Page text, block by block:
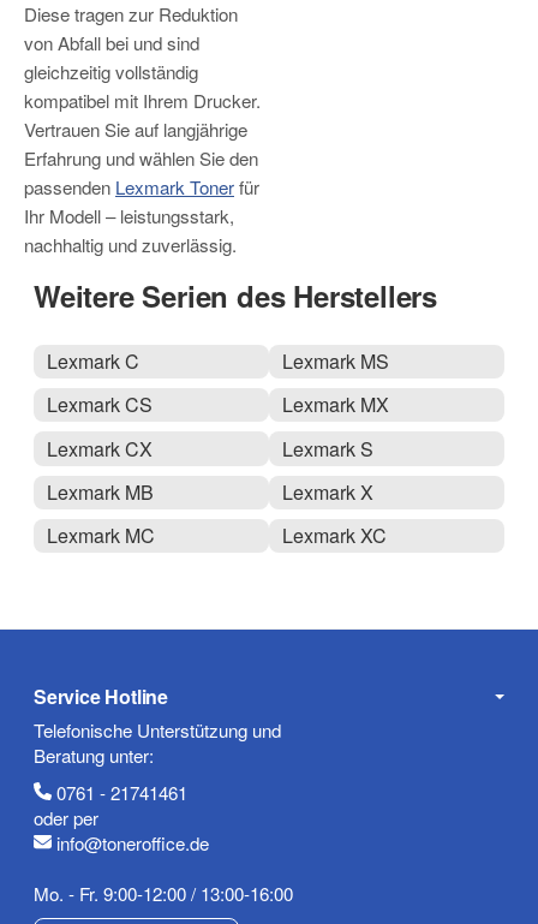
Diese tragen zur Reduktion
von Abfall bei und sind
gleichzeitig vollständig
kompatibel mit Ihrem Drucker.
Vertrauen Sie auf langjährige
Erfahrung und wählen Sie den
passenden Lexmark Tonerfür
Ihr Modell – leistungsstark,
nachhaltig und zuverlässig.
Weitere Serien des Herstellers
Lexmark C
Lexmark CS
Lexmark CX
Lexmark MB
Lexmark MC
Lexmark MS
Lexmark MX
Lexmark S
Lexmark X
Lexmark XC
Service Hotline
Telefonische Unterstützung und
Beratung unter:
0761 - 21741461
oder per
info@toneroffice.de
Mo. - Fr. 9:00-12:00 / 13:00-16:00